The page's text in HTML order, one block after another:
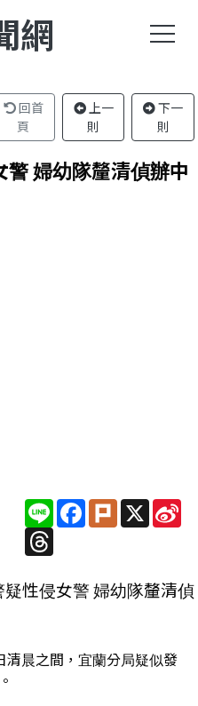
網
回首
頁
上一
則
下一
則
婦幼隊釐清偵辦中
Line Facebook
PlurkX
Threads
性侵女警 婦幼隊釐清偵
清晨之間，宜蘭分局疑似發